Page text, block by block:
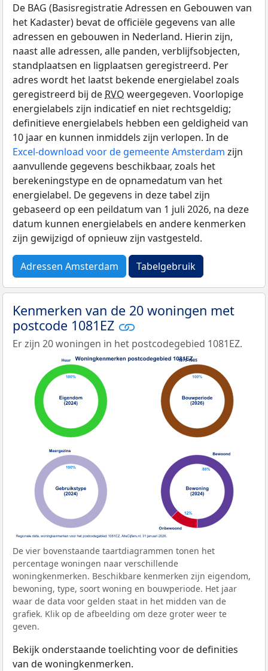
De BAG (Basisregistratie Adressen en Gebouwen van
het Kadaster) bevat de officiële gegevens van alle
adressen en gebouwen in Nederland. Hierin zijn,
naast alle adressen, alle panden, verblijfsobjecten,
standplaatsen en ligplaatsen geregistreerd. Per
adres wordt het laatst bekende energielabel zoals
geregistreerd bij de RVO weergegeven. Voorlopige
energielabels zijn indicatief en niet rechtsgeldig;
definitieve energielabels hebben een geldigheid van
10 jaar en kunnen inmiddels zijn verlopen. In de
Excel-download voor de gemeente Amsterdam zijn
aanvullende gegevens beschikbaar, zoals het
berekeningstype en de opnamedatum van het
energielabel. De gegevens in deze tabel zijn
gebaseerd op een peildatum van 1 juli 2026, na deze
datum kunnen energielabels en andere kenmerken
zijn gewijzigd of opnieuw zijn vastgesteld.
Adressen Amsterdam Tabelgebruik
Kenmerken van de 20 woningen met
postcode 1081EZ
Er zijn 20 woningen in het postcodegebied 1081EZ.
De vier bovenstaande taartdiagrammen tonen het
percentage woningen naar verschillende
woningkenmerken. Beschikbare kenmerken zijn eigendom,
bewoning, type, soort woning en bouwperiode. Het jaar
waar de data voor gelden staat in het midden van de
grafiek. Klik op de afbeelding om deze groter weer te
geven.
Bekijk onderstaande toelichting voor de definities
van de woningkenmerken.